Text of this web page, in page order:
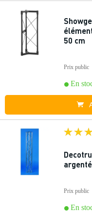
50 cm
Prix public
En
Prix public
En